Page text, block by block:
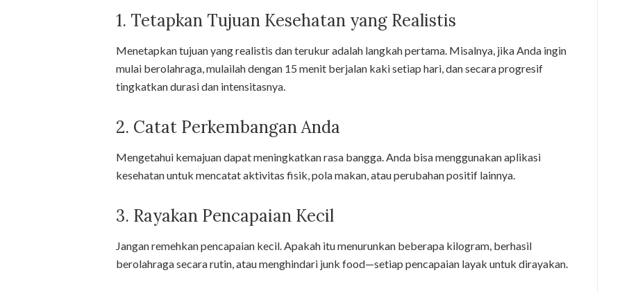
1. Tetapkan Tujuan Kesehatan yang Realistis
Menetapkan tujuan yang realistis dan terukur adalah langkah pertama. Misalnya, jika Anda ingin
mulai berolahraga, mulailah dengan 15 menit berjalan kaki setiap hari, dan secara progresif
tingkatkan durasi dan intensitasnya.
2. Catat Perkembangan Anda
Mengetahui kemajuan dapat meningkatkan rasa bangga. Anda bisa menggunakan aplikasi
kesehatan untuk mencatat aktivitas fisik, pola makan, atau perubahan positif lainnya.
3. Rayakan Pencapaian Kecil
Jangan remehkan pencapaian kecil. Apakah itu menurunkan beberapa kilogram, berhasil
berolahraga secara rutin, atau menghindari junk food—setiap pencapaian layak untuk dirayakan.